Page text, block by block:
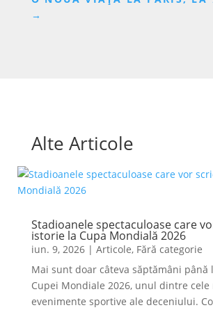
→
Alte Articole
Stadioanele spectaculoase care
istorie la Cupa Mondială 2026
iun. 9, 2026| Articole, Fără categorie
Mai sunt doar câteva săptămâni până
Cupei Mondiale 2026, unul dintre cele
evenimente sportive ale deceniului.